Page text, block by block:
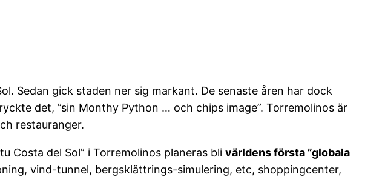
Sedan gick staden ner sig markant. De senaste åren har dock
det, ”sin Monthy Python … och chips image”. Torremolinos är
restauranger.
Costa del Sol” i Torremolinos planeras bli världens första ”globala
vind-tunnel, bergsklättrings-simulering, etc, shoppingcenter,